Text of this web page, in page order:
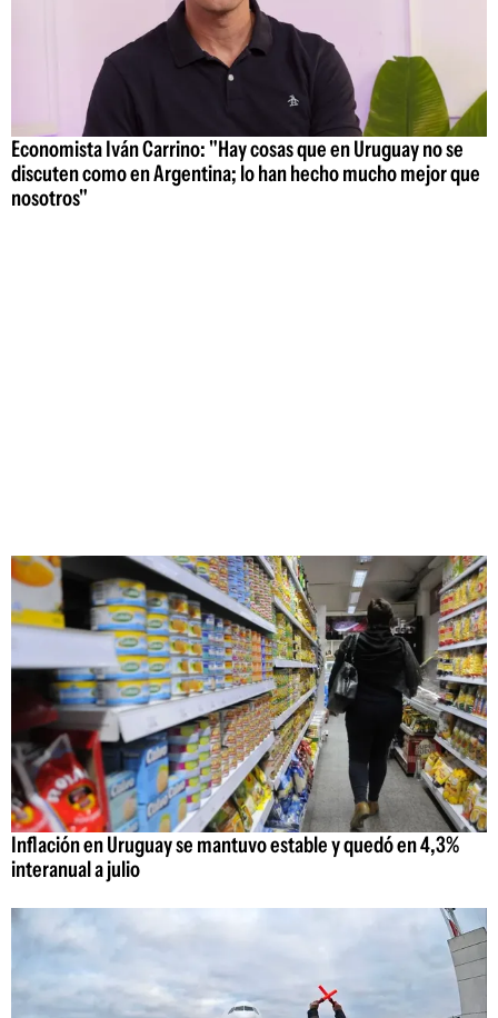
Economista Iván Carrino: "Hay cosas que en Uruguay no se
discuten como en Argentina; lo han hecho mucho mejor que
nosotros"
Inflación en Uruguay se mantuvo estable y quedó en 4,3%
interanual a julio